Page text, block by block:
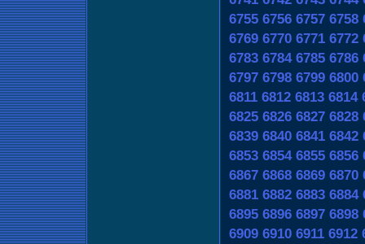
6755 6756 6757 6758
6769 6770 6771 6772
6783 6784 6785 6786
6797 6798 6799 6800
6811 6812 6813 6814
6825 6826 6827 6828
6839 6840 6841 6842
6853 6854 6855 6856
6867 6868 6869 6870
6881 6882 6883 6884
6895 6896 6897 6898
6909 6910 6911 6912